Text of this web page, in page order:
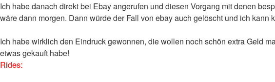
Ich habe danach direkt bei Ebay angerufen und diesen Vorgang mit denen
wäre dann morgen. Dann würde der Fall von ebay auch gelöscht und ich
Ich habe wirklich den Eindruck gewonnen, die wollen noch schön extra Geld
etwas gekauft habe!
Rides: